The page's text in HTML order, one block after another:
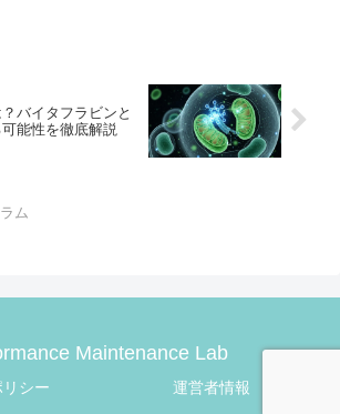
バイタフラビンと
能性を徹底解説
ム
Maintenance Lab
シー 運営者情報